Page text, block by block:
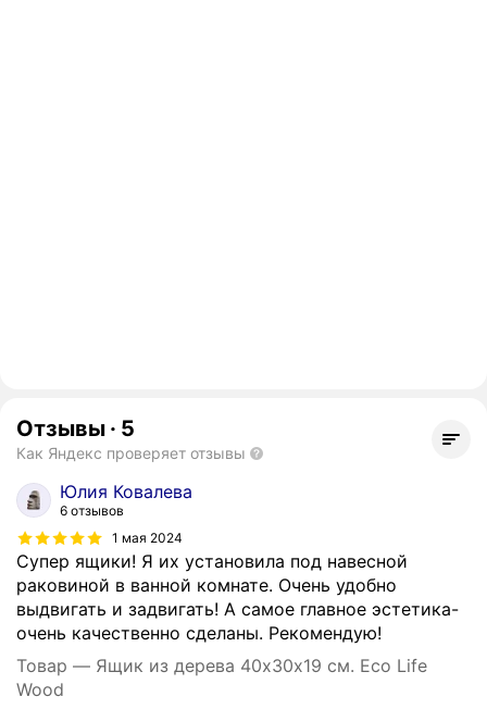
Отзывы · 5
Как Яндекс проверяет отзывы
Юлия Ковалева
6 отзывов
1 мая 2024
Супер ящики! Я их установила под навесной
раковиной в ванной комнате. Очень удобно
выдвигать и задвигать! А самое главное эстетика-
очень качественно сделаны. Рекомендую!
Товар — Ящик из дерева 40х30х19 см. Eco Life
Wood